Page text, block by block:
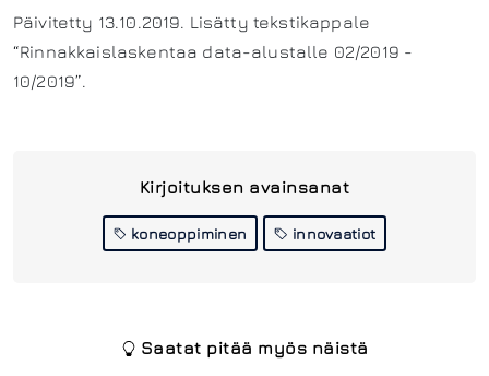
Päivitetty 13.10.2019. Lisätty tekstikappale
“Rinnakkaislaskentaa data-alustalle 02/2019 -
10/2019”.
Kirjoituksen avainsanat
koneoppiminen innovaatiot
Saatat pitää myös näistä